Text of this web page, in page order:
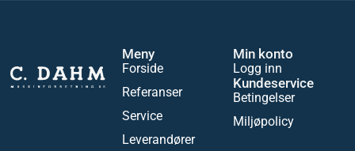
Meny
Forside
Referanser
Service
Leverandører
Min konto
Logg inn
Kundeservice
Betingelser
Miljøpolicy